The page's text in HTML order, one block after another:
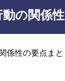
の関係性